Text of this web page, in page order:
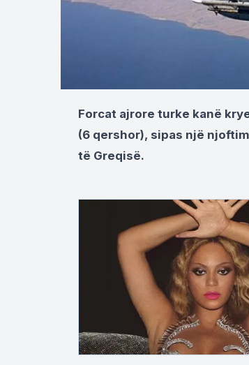
Forcat ajrore turke kanë
(6 qershor), sipas një
të Greqisë.